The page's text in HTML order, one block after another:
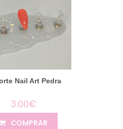
Nail Art Pedra
3.00€
COMPRAR